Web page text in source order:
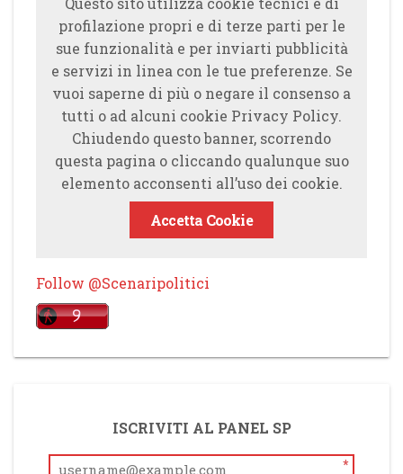
profilazione propri e di terze parti per le
sue funzionalità e per inviarti pubblicità
e servizi in linea con le tue preferenze. Se
vuoi saperne di più o negare il consenso a
tutti o ad alcuni cookie Privacy Policy.
Chiudendo questo banner, scorrendo
questa pagina o cliccando qualunque suo
elemento acconsenti all’uso dei cookie.
Accetta Cookie
Follow @Scenaripolitici
ISCRIVITI AL PANEL SP
*